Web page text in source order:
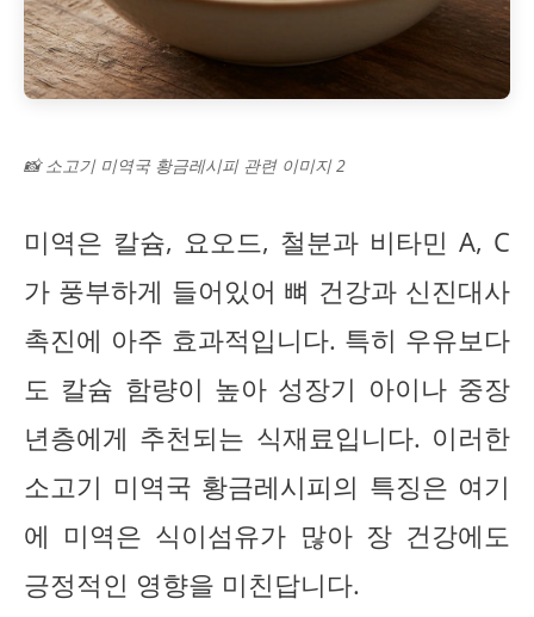
📸 소고기 미역국 황금레시피 관련 이미지 2
미역은 칼슘, 요오드, 철분과 비타민 A, C
가 풍부하게 들어있어 뼈 건강과 신진대사
촉진에 아주 효과적입니다. 특히 우유보다
도 칼슘 함량이 높아 성장기 아이나 중장
년층에게 추천되는 식재료입니다. 이러한
소고기 미역국 황금레시피의 특징은 여기
에 미역은 식이섬유가 많아 장 건강에도
긍정적인 영향을 미친답니다.